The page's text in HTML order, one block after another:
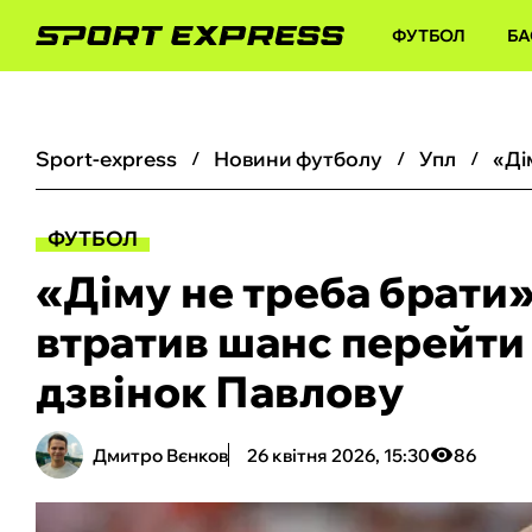
ФУТБОЛ
sport-express новини футболу упл
ФУТБОЛ
«Діму не треба
втратив шанс
дзвінок Павлову
Дмитро Вєнков 26 квітня 2026, 15:30 86